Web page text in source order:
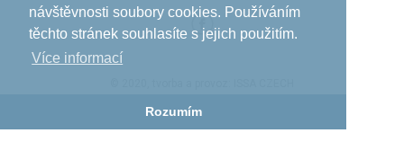
návštěvnosti soubory cookies. Používáním
těchto stránek souhlasíte s jejich použitím.
Více informací­
Rozumím